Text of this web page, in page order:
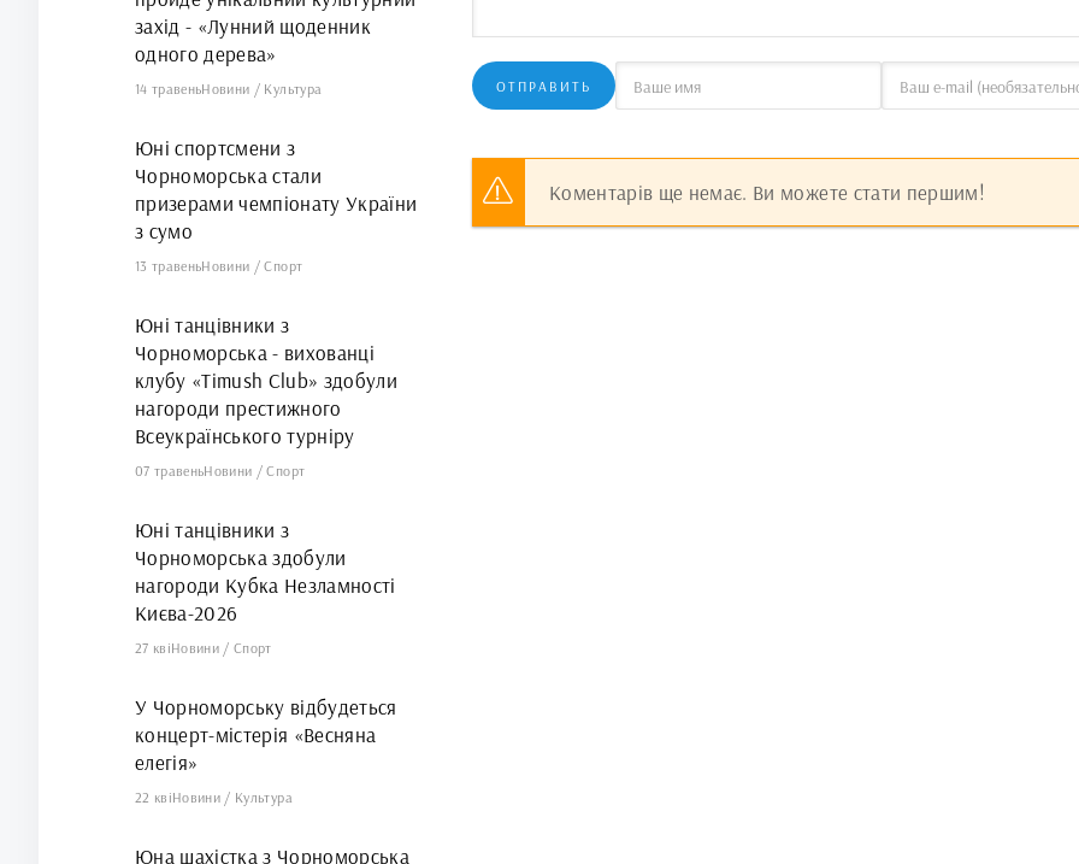
ОТПРАВИТЬ
Коментарів ще немає. Ви можете стати першим!
захід - «Лунний щоденник
одного дерева»
14 травеньНовини / Культура
Юні спортсмени з
Чорноморська стали
призерами чемпіонату України
з сумо
13 травеньНовини /Спорт
Юні танцівники з
Чорноморська - вихованці
клубу «Timush Club» здобули
нагороди престижного
Всеукраїнського турніру
07 травеньНовини /Спорт
Юні танцівники з
Чорноморська здобули
нагороди Кубка Незламності
Києва-2026
27 квіНовини /Спорт
У Чорноморську відбудеться
концерт-містерія «Весняна
елегія»
22 квіНовини / Культура
Юна шахістка з Чорноморська